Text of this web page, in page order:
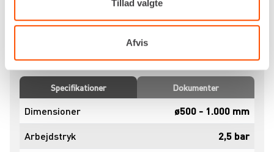
Tillad valgte
Afvis
Lej den hos Renta og få en stærk og driftssikker
for booking og mere information.
Specifikationer Dokumenter
Dimensioner
ø500 - 1.000 mm
Arbejdstryk
2,5 bar